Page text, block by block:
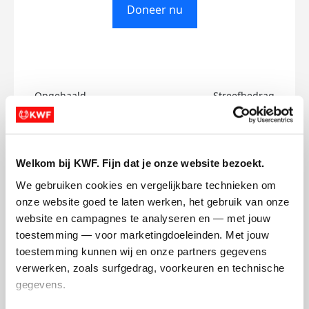
Welkom bij KWF. Fijn dat je onze website bezoekt.
We gebruiken cookies en vergelijkbare technieken om
onze website goed te laten werken, het gebruik van onze
website en campagnes te analyseren en — met jouw
toestemming — voor marketingdoeleinden. Met jouw
toestemming kunnen wij en onze partners gegevens
verwerken, zoals surfgedrag, voorkeuren en technische
gegevens.
Doneer nu
Opgehaald
€0
Streefbedrag
€750
Georgzs's badges